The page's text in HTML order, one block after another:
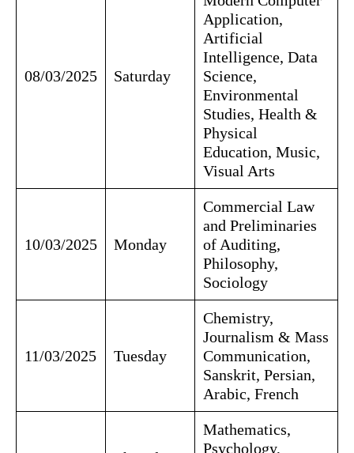
08/03/2025 Saturday
Application,
Artificial
Intelligence, Data
Science,
Environmental
Studies, Health &
Physical
Education, Music,
Visual Arts
10/03/2025 Monday
Commercial Law
and Preliminaries
of Auditing,
Philosophy,
Sociology
11/03/2025 Tuesday
Chemistry,
Journalism & Mass
Communication,
Sanskrit, Persian,
Arabic, French
Mathematics,
Psychology,